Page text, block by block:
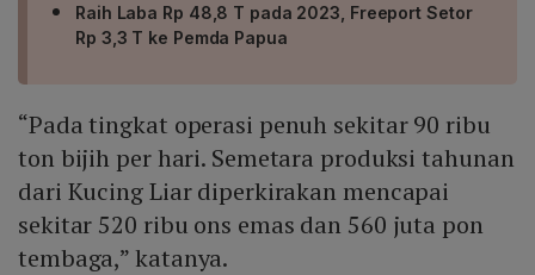
Raih Laba Rp 48,8 T pada 2023, Freeport Setor
Rp 3,3 T ke Pemda Papua
“Pada tingkat operasi penuh sekitar 90 ribu
ton bijih per hari. Semetara produksi tahunan
dari Kucing Liar diperkirakan mencapai
sekitar 520 ribu ons emas dan 560 juta pon
tembaga,” katanya.